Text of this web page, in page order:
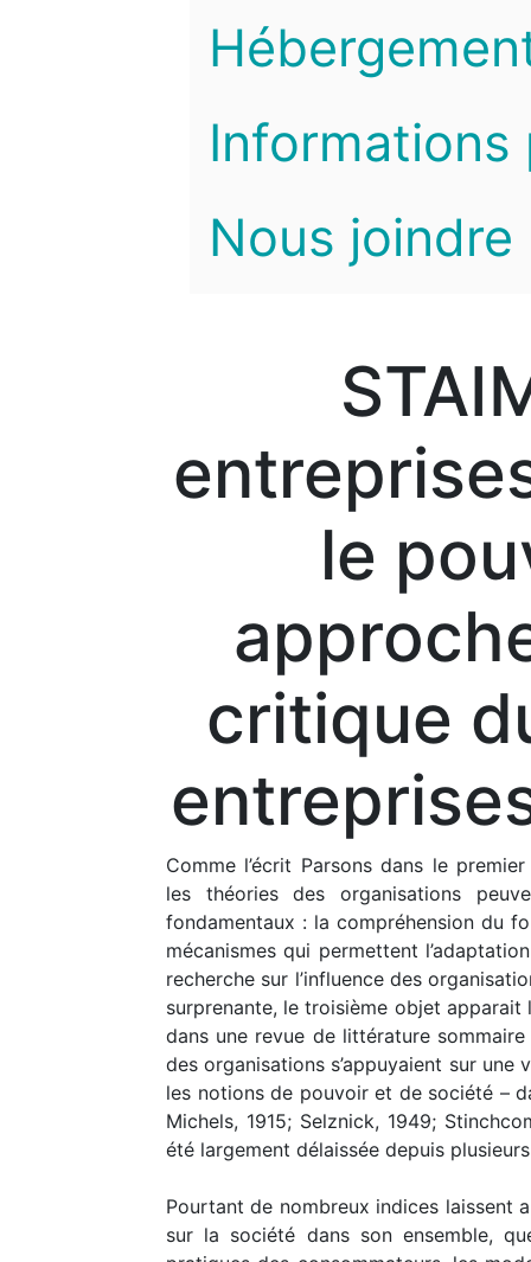
Informations
Nous joindre
le
critique
Comme l’écrit Parsons dans le
les théories des organisations
fondamentaux : la compréhension du
mécanismes qui permettent
recherche sur l’influence des
surprenante, le troisième objet
dans une revue de littérature
des organisations s’appuyaient sur
les notions de pouvoir et de société –
Michels, 1915; Selznick, 1949;
été largement délaissée depuis
Pourtant de nombreux indices laissent
sur la société dans son ensemble,